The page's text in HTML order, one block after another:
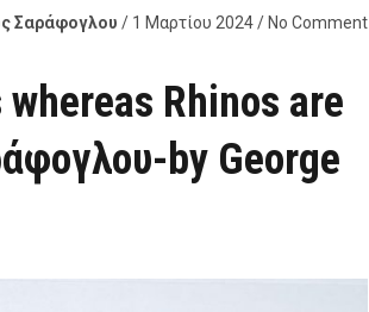
Σαράφογλου / 1 Μαρτίου 2024 / No Comment
Rhinos are
by George